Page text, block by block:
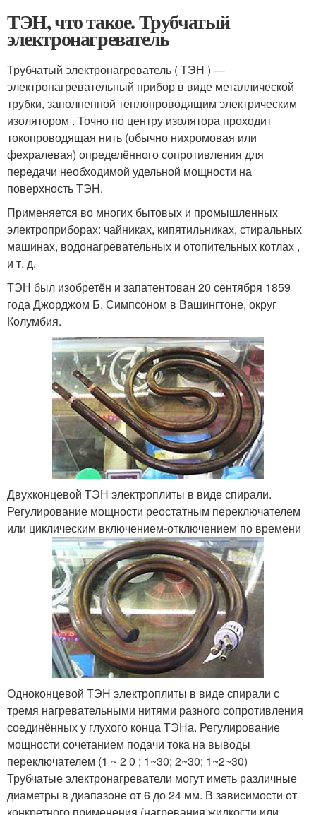
ТЭН, что такое. Трубчатый
электронагреватель
Трубчатый электронагреватель ( ТЭН ) —
электронагревательный прибор в виде металлической
трубки, заполненной теплопроводящим электрическим
изолятором . Точно по центру изолятора проходит
токопроводящая нить (обычно нихромовая или
фехралевая) определённого сопротивления для
передачи необходимой удельной мощности на
поверхность ТЭН.
Применяется во многих бытовых и промышленных
электроприборах: чайниках, кипятильниках, стиральных
машинах, водонагревательных и отопительных котлах ,
и т. д.
ТЭН был изобретён и запатентован 20 сентября 1859
года Джорджом Б. Симпсоном в Вашингтоне, округ
Колумбия.
Двухконцевой ТЭН электроплиты в виде спирали.
Регулирование мощности реостатным переключателем
или циклическим включением-отключением по времени
Одноконцевой ТЭН электроплиты в виде спирали с
тремя нагревательными нитями разного сопротивления
соединённых у глухого конца ТЭНа. Регулирование
мощности сочетанием подачи тока на выводы
переключателем (1 ~ 20 ; 1~30; 2~30; 1~2~30)
Трубчатые электронагреватели могут иметь различные
диаметры в диапазоне от 6 до 24 мм. В зависимости от